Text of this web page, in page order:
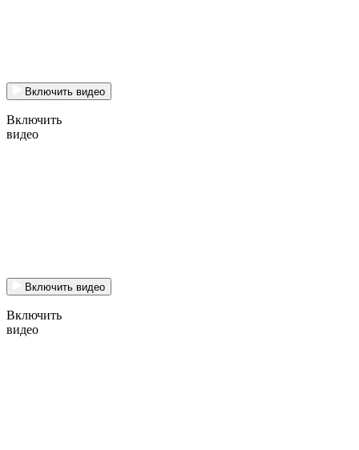
Включить видео
Включить
видео
Включить видео
Включить
видео